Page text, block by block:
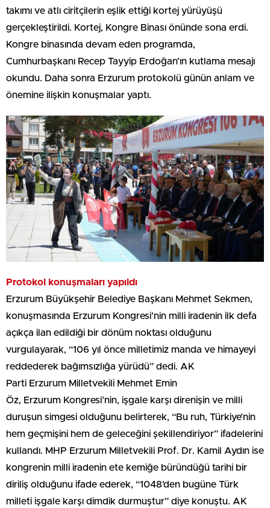
takımı ve atlı ciritçilerin eşlik ettiği kortej yürüyüşü
gerçekleştirildi. Kortej, Kongre Binası önünde sona erdi.
Kongre binasında devam eden programda,
Cumhurbaşkanı Recep Tayyip Erdoğan’ın kutlama mesajı
okundu. Daha sonra Erzurum protokolü günün anlam ve
önemine ilişkin konuşmalar yaptı.
Protokol konuşmaları yapıldı
Erzurum Büyükşehir Belediye Başkanı Mehmet Sekmen,
konuşmasında Erzurum Kongresi’nin milli iradenin ilk defa
açıkça ilan edildiği bir dönüm noktası olduğunu
vurgulayarak, “106 yıl önce milletimiz manda ve himayeyi
reddederek bağımsızlığa yürüdü” dedi. AK
Parti Erzurum Milletvekili Mehmet Emin
Öz, Erzurum Kongresi’nin, işgale karşı direnişin ve milli
duruşun simgesi olduğunu belirterek, “Bu ruh, Türkiye’nin
hem geçmişini hem de geleceğini şekillendiriyor” ifadelerini
kullandı. MHP Erzurum Milletvekili Prof. Dr. Kamil Aydın ise
kongrenin milli iradenin ete kemiğe büründüğü tarihi bir
diriliş olduğunu ifade ederek, “1048’den bugüne Türk
milleti işgale karşı dimdik durmuştur” diye konuştu. AK